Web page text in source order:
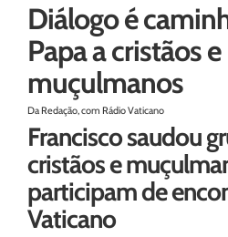
Diálogo é
Papa a cristãos e
muçulmanos
Da Redação, com Rádio Vaticano
Francisco saudou
cristãos e
participam de
Vaticano